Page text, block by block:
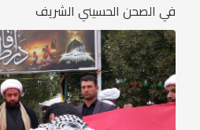
في الصحن الحسيني الشريف